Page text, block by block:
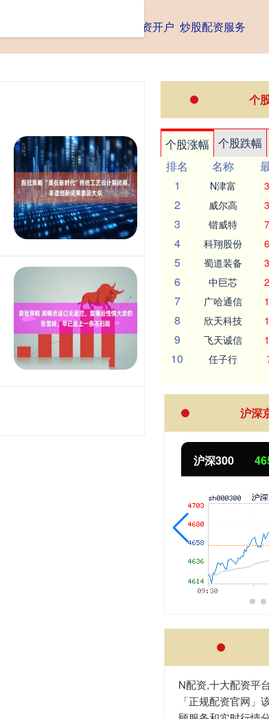
在线配资开户 炒股配资服务
个
个股涨幅 个股跌幅
排名
名称
1
N津富
2 威尔高
3 锴威特
4 科翔股份
5 蜀道装备
6 中巨芯
7 广哈通信
8 欣天科技
9 飞天诚信
10 任子行
沪深
-6.85 -
N配资,十大配资平
「正规配资官网」